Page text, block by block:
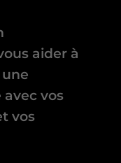
aider à
vos
vos